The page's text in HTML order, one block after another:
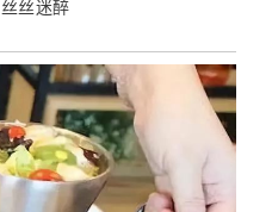
丝迷醉